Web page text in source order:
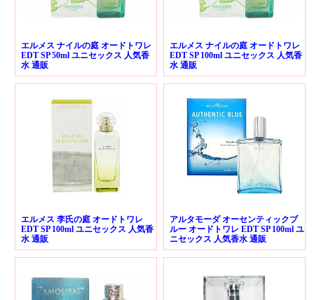
エルメス ナイルの庭 オードトワレ
EDT SP 50ml ユニセックス 人気香
水 通販
エルメス ナイルの庭 オードトワレ
EDT SP 100ml ユニセックス 人気香
水 通販
エルメス 李氏の庭 オードトワレ
EDT SP 100ml ユニセックス 人気香
水 通販
アルタモーダ オーセンティックブ
ルー オードトワレ EDT SP 100ml ユ
ニセックス 人気香水 通販